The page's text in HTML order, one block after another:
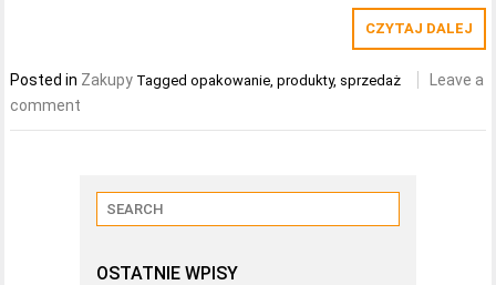
CZYTAJ DALEJ
Posted in Zakupy Taggedopakowanie,produkty, sprzedaż
Leave a
comment
OSTATNIE WPISY